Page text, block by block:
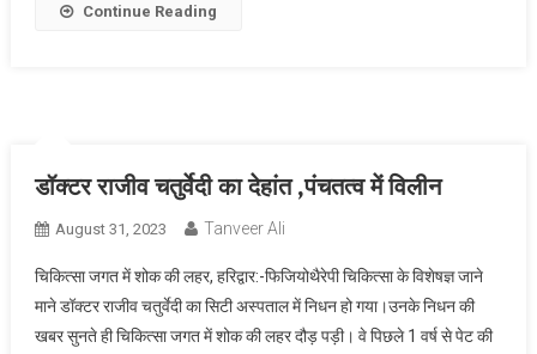
Continue Reading
डॉक्टर राजीव चतुर्वेदी का देहांत ,पंचतत्व में विलीन
August 31, 2023 Tanveer Ali
चिकित्सा जगत में शोक की लहर, हरिद्वार:-फिजियोथैरेपी चिकित्सा के विशेषज्ञ जाने
माने डॉक्टर राजीव चतुर्वेदी का सिटी अस्पताल में निधन हो गया।उनके निधन की
खबर सुनते ही चिकित्सा जगत में शोक की लहर दौड़ पड़ी। वे पिछले 1 वर्ष से पेट की